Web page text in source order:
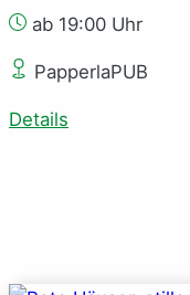
ab 19:00 Uhr
PapperlaPUB
Details